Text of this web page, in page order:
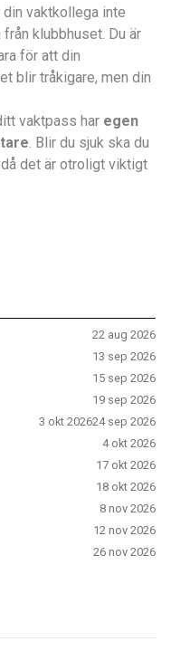
22 aug 2026
13 sep 2026
15 sep 2026
19 sep 2026
24 sep 2026
3 okt 2026
4 okt 2026
17 okt 2026
18 okt 2026
8 nov 2026
12 nov 2026
26 nov 2026
vaktkollega inte
klubbhuset. Du är
för att din
blir tråkigare, men din
vaktpass har egen
. Blir du sjuk ska du
det är otroligt viktigt